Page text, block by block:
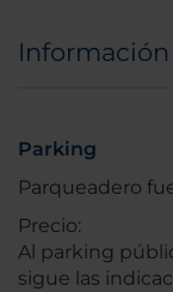
Parking
Parqueadero
Precio:
Al parking
sigue las